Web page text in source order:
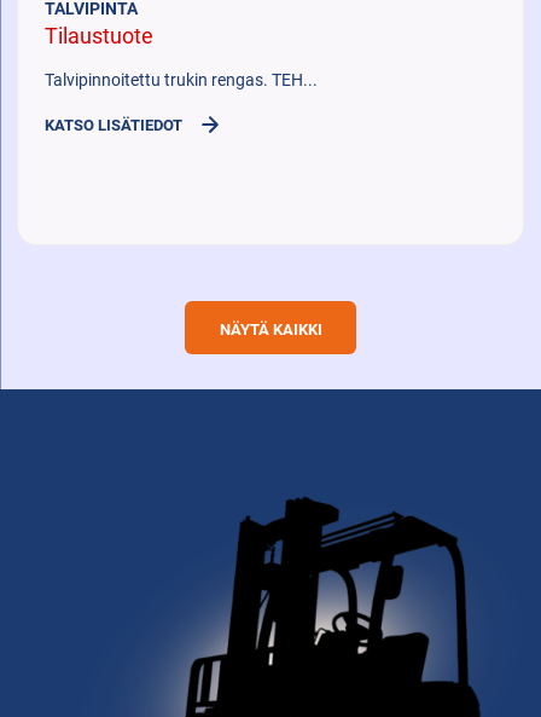
TALVIPINTA
Tilaustuote
Talvipinnoitettu trukin rengas. TEH...
KATSO LISÄTIEDOT
NÄYTÄ KAIKKI